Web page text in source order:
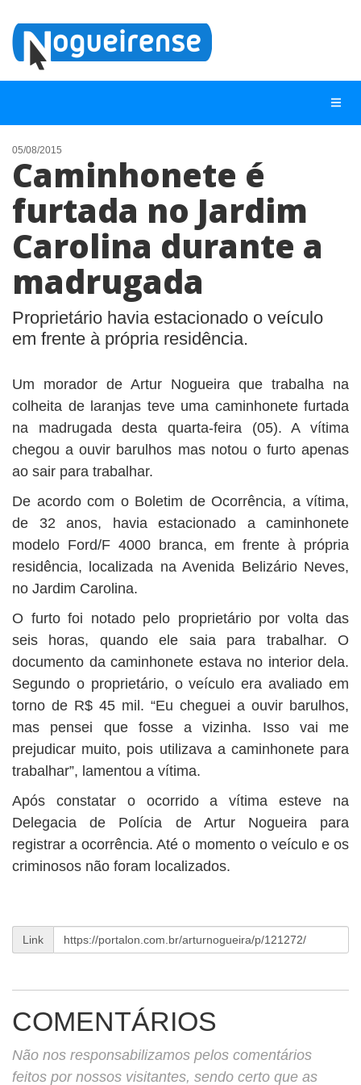
NOTÍCIAS
LISTA DIGITAL
TELEFONES ÚTEIS
CONTATO
ANUNCIE
05/08/2015
Caminhonete é
furtada no Jardim
Carolina durante a
madrugada
Proprietário havia estacionado o veículo
em frente à própria residência.
Um morador de Artur Nogueira que trabalha na
colheita de laranjas teve uma caminhonete furtada
na madrugada desta quarta-feira (05). A vítima
chegou a ouvir barulhos mas notou o furto apenas
ao sair para trabalhar.
De acordo com o Boletim de Ocorrência, a vítima,
de 32 anos, havia estacionado a caminhonete
modelo Ford/F 4000 branca, em frente à própria
residência, localizada na Avenida Belizário Neves,
no Jardim Carolina.
O furto foi notado pelo proprietário por volta das
seis horas, quando ele saia para trabalhar. O
documento da caminhonete estava no interior dela.
Segundo o proprietário, o veículo era avaliado em
torno de R$ 45 mil. “Eu cheguei a ouvir barulhos,
mas pensei que fosse a vizinha. Isso vai me
prejudicar muito, pois utilizava a caminhonete para
trabalhar”, lamentou a vítima.
Após constatar o ocorrido a vítima esteve na
Delegacia de Polícia de Artur Nogueira para
registrar a ocorrência. Até o momento o veículo e os
criminosos não foram localizados.
Link
COMENTÁRIOS
Não nos responsabilizamos pelos comentários
feitos por nossos visitantes, sendo certo que as